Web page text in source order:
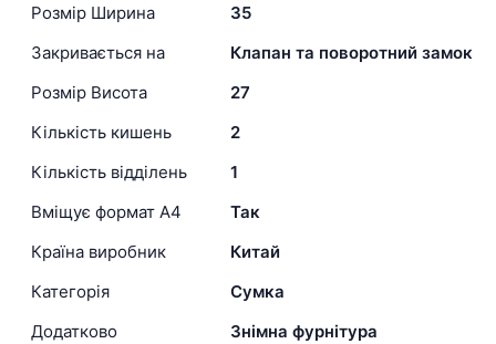
Розмір Ширина
35
Закривається на
Клапан та поворотний замок
Розмір Висота
27
Кількість кишень
2
Кількість відділень
1
Вміщує формат А4
Так
Країна виробник
Китай
Категорія
Сумка
Додатково
Знімна фурнітура